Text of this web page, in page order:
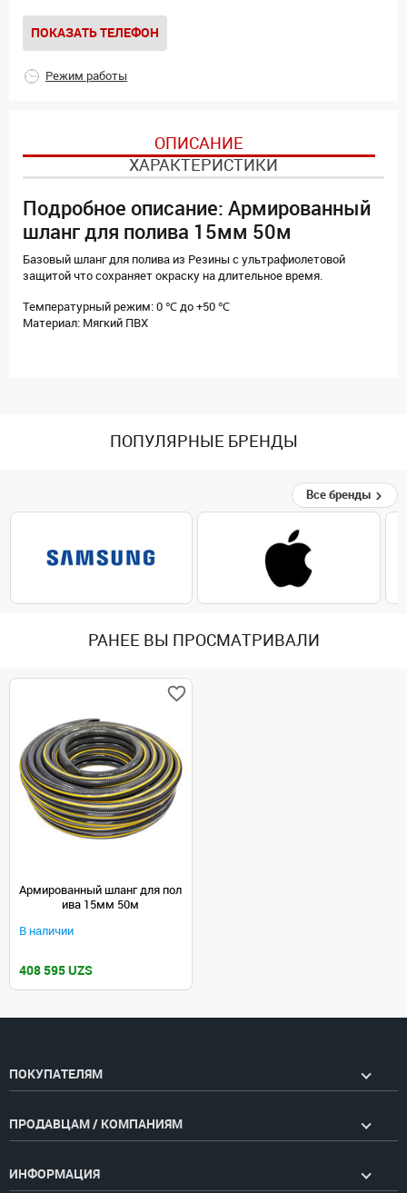
ПОКАЗАТЬ ТЕЛЕФОН
Режим работы
ОПИСАНИЕ
ХАРАКТЕРИСТИКИ
Подробное описание: Армированный
шланг для полива 15мм 50м
Базовый шланг для полива из Резины с ультрафиолетовой
защитой что сохраняет окраску на длительное время.
Температурный режим: 0 ℃ до +50 ℃
Материал: Мягкий ПВХ
ПОПУЛЯРНЫЕ БРЕНДЫ
Все бренды
РАНЕЕ ВЫ ПРОСМАТРИВАЛИ
Армированный шланг для пол
ива 15мм 50м
В наличии
408 595 UZS
ПОКУПАТЕЛЯМ
ПРОДАВЦАМ / КОМПАНИЯМ
ИНФОРМАЦИЯ